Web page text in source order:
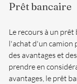
Prêt bancaire
Le recours à un
l'achat d'un camion
des avantages et
prendre en
avantages, le prêt